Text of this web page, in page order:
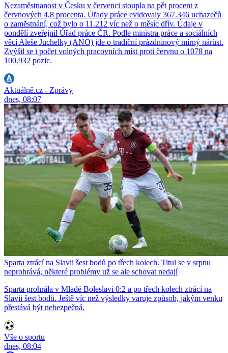
Nezaměstnanost v Česku v červenci stoupla na pět procent z
červnových 4,8 procenta. Úřady práce evidovaly 367.346 uchazečů
o zaměstnání, což bylo o 11.212 víc než o měsíc dřív. Údaje v
pondělí zveřejnil Úřad práce ČR. Podle ministra práce a sociálních
věcí Aleše Juchelky (ANO) jde o tradiční prázdninový mírný nárůst.
Zvýšil se i počet volných pracovních míst proti červnu o 1078 na
100.932 pozic.
Aktuálně.cz - Zprávy
dnes, 08:07
Sparta ztrácí na Slavii šest bodů po třech kolech. Titul se v srpnu
neprohrává, některé problémy už se ale schovat nedají
Sparta prohrála v Mladé Boleslavi 0:2 a po třech kolech ztrácí na
Slavii šest bodů. Ještě víc než výsledky varuje způsob, jakým venku
přestává být nebezpečná.
Vše o sportu
dnes, 08:04